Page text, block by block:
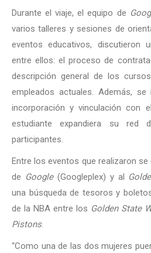
Durante el viaje, el equipo de
varios talleres y sesiones de
eventos educativos, discutieron
entre ellos: el proceso de
descripción general de los
empleados actuales. Además, se
incorporación y vinculación con
estudiante expandiera su red
participantes.
Entre los eventos que realizaron
de Google(Googleplex) y al
una búsqueda de tesoros y
de la NBA entre los Golden State
Pistons.
“Como una de las dos mujeres